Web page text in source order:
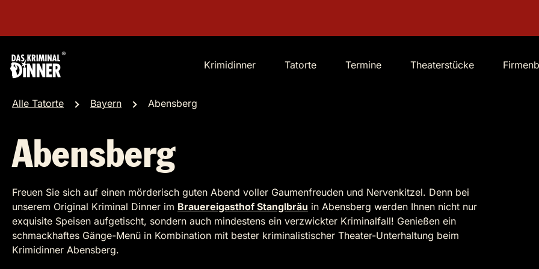
Krimidinner Tatorte Termine Theaterstücke
Alle Tatorte Bayern Abensberg
Abensberg
Freuen Sie sich auf einen mörderisch guten Abend voller Gaumenfreuden und Nervenkitzel. Denn bei
unserem Original Kriminal Dinner im Brauereigasthof Stanglbräu in Abensberg werden Ihnen nicht nur
exquisite Speisen aufgetischt, sondern auch mindestens ein verzwickter Kriminalfall! Genießen ein
schmackhaftes Gänge-Menü in Kombination mit bester kriminalistischer Theater-Unterhaltung beim
Krimidinner Abensberg.